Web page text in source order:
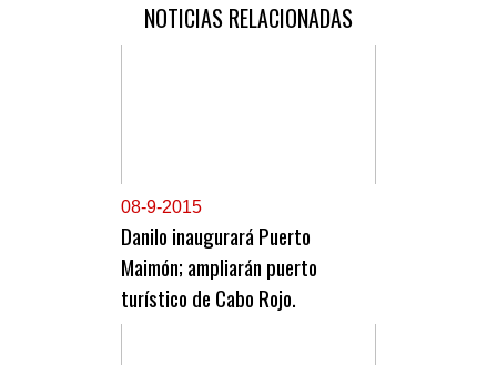
NOTICIAS RELACIONADAS
08-9-2015
Danilo inaugurará Puerto
Maimón; ampliarán puerto
turístico de Cabo Rojo.